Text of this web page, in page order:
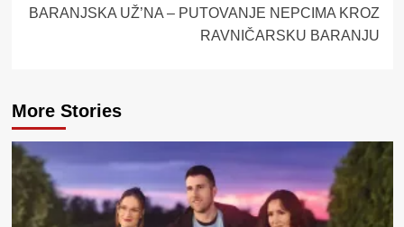
BARANJSKA UŽ’NA – PUTOVANJE NEPCIMA KROZ
RAVNIČARSKU BARANJU
More Stories